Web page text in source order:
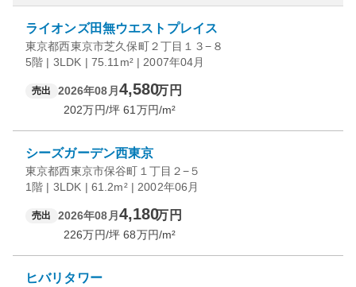
ライオンズ田無ウエストプレイス
東京都西東京市芝久保町２丁目１３−８
5階 | 3LDK | 75.11m² | 2007年04月
売出 2026年08月 4,580万円
202万円/坪 61 万円/m²
シーズガーデン西東京
東京都西東京市保谷町１丁目２−５
1階 | 3LDK | 61.2m² | 2002年06月
売出 2026年08月 4,180万円
226万円/坪 68万円/m²
ヒバリタワー